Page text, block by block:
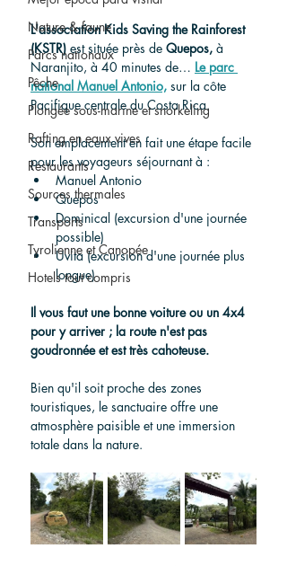
Nature & faune
Parcs nationaux
Pêche
Plongée sous-marine et snorkeling
Rafting en eaux vives
Restaurants
Sources thermales
Transports
Tyrolienne et Canopée
Hotels tout compris
L'association Kids Saving the Rainforest
(KSTR) est située près de Quepos, à
Naranjito, à 40 minutes de… Le parc
national Manuel Antonio, sur la côte
Pacifique centrale du Costa Rica.
Son emplacement en fait une étape facile
pour les voyageurs séjournant à :
Manuel Antonio
Quepos
Dominical (excursion d'une journée
possible)
Uvita (excursion d'une journée plus
longue)
Il vous faut une bonne voiture ou un 4x4
pour y arriver ; la route n'est pas
goudronnée et est très cahoteuse.
Bien qu'il soit proche des zones
touristiques, le sanctuaire offre une
atmosphère paisible et une immersion
totale dans la nature.